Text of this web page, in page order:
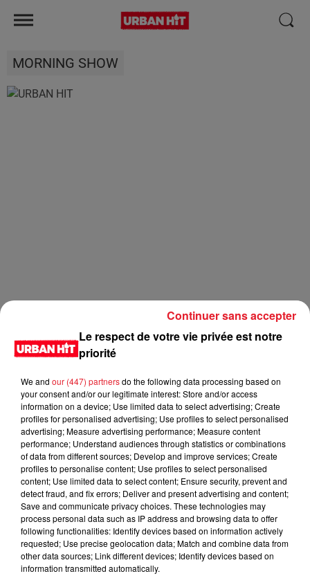
MORNING SHOW
0:00 2 min 41 sec
21 octobre 2022 - 2 min 41 sec
La citation de la fin du 21/10/2022
Du lundi au vendredi, de 6h à 09h, retrouvez Evan, Sandro,
Le respect de votre vie privée est notre
priorité
We and our (447) partnersdo the following data processing based on
your consent and/or our legitimate interest: Store and/or access
information on a device; Use limited data to select advertising; Create
profiles for personalised advertising; Use profiles to select personalised
advertising; Measure advertising performance; Measure content
performance; Understand audiences through statistics or combinations
of data from different sources; Develop and improve services; Create
profiles to personalise content; Use profiles to select personalised
content; Use limited data to select content; Ensure security, prevent and
detect fraud, and fix errors; Deliver and present advertising and content;
Save and communicate privacy choices. These technologies may
process personal data such as IP address and browsing data to offer
following functionalities: Identify devices based on information actively
requested; Use precise geolocation data; Match and combine data from
other data sources; Link different devices; Identify devices based on
information transmitted automatically.
Continuer sans accepter